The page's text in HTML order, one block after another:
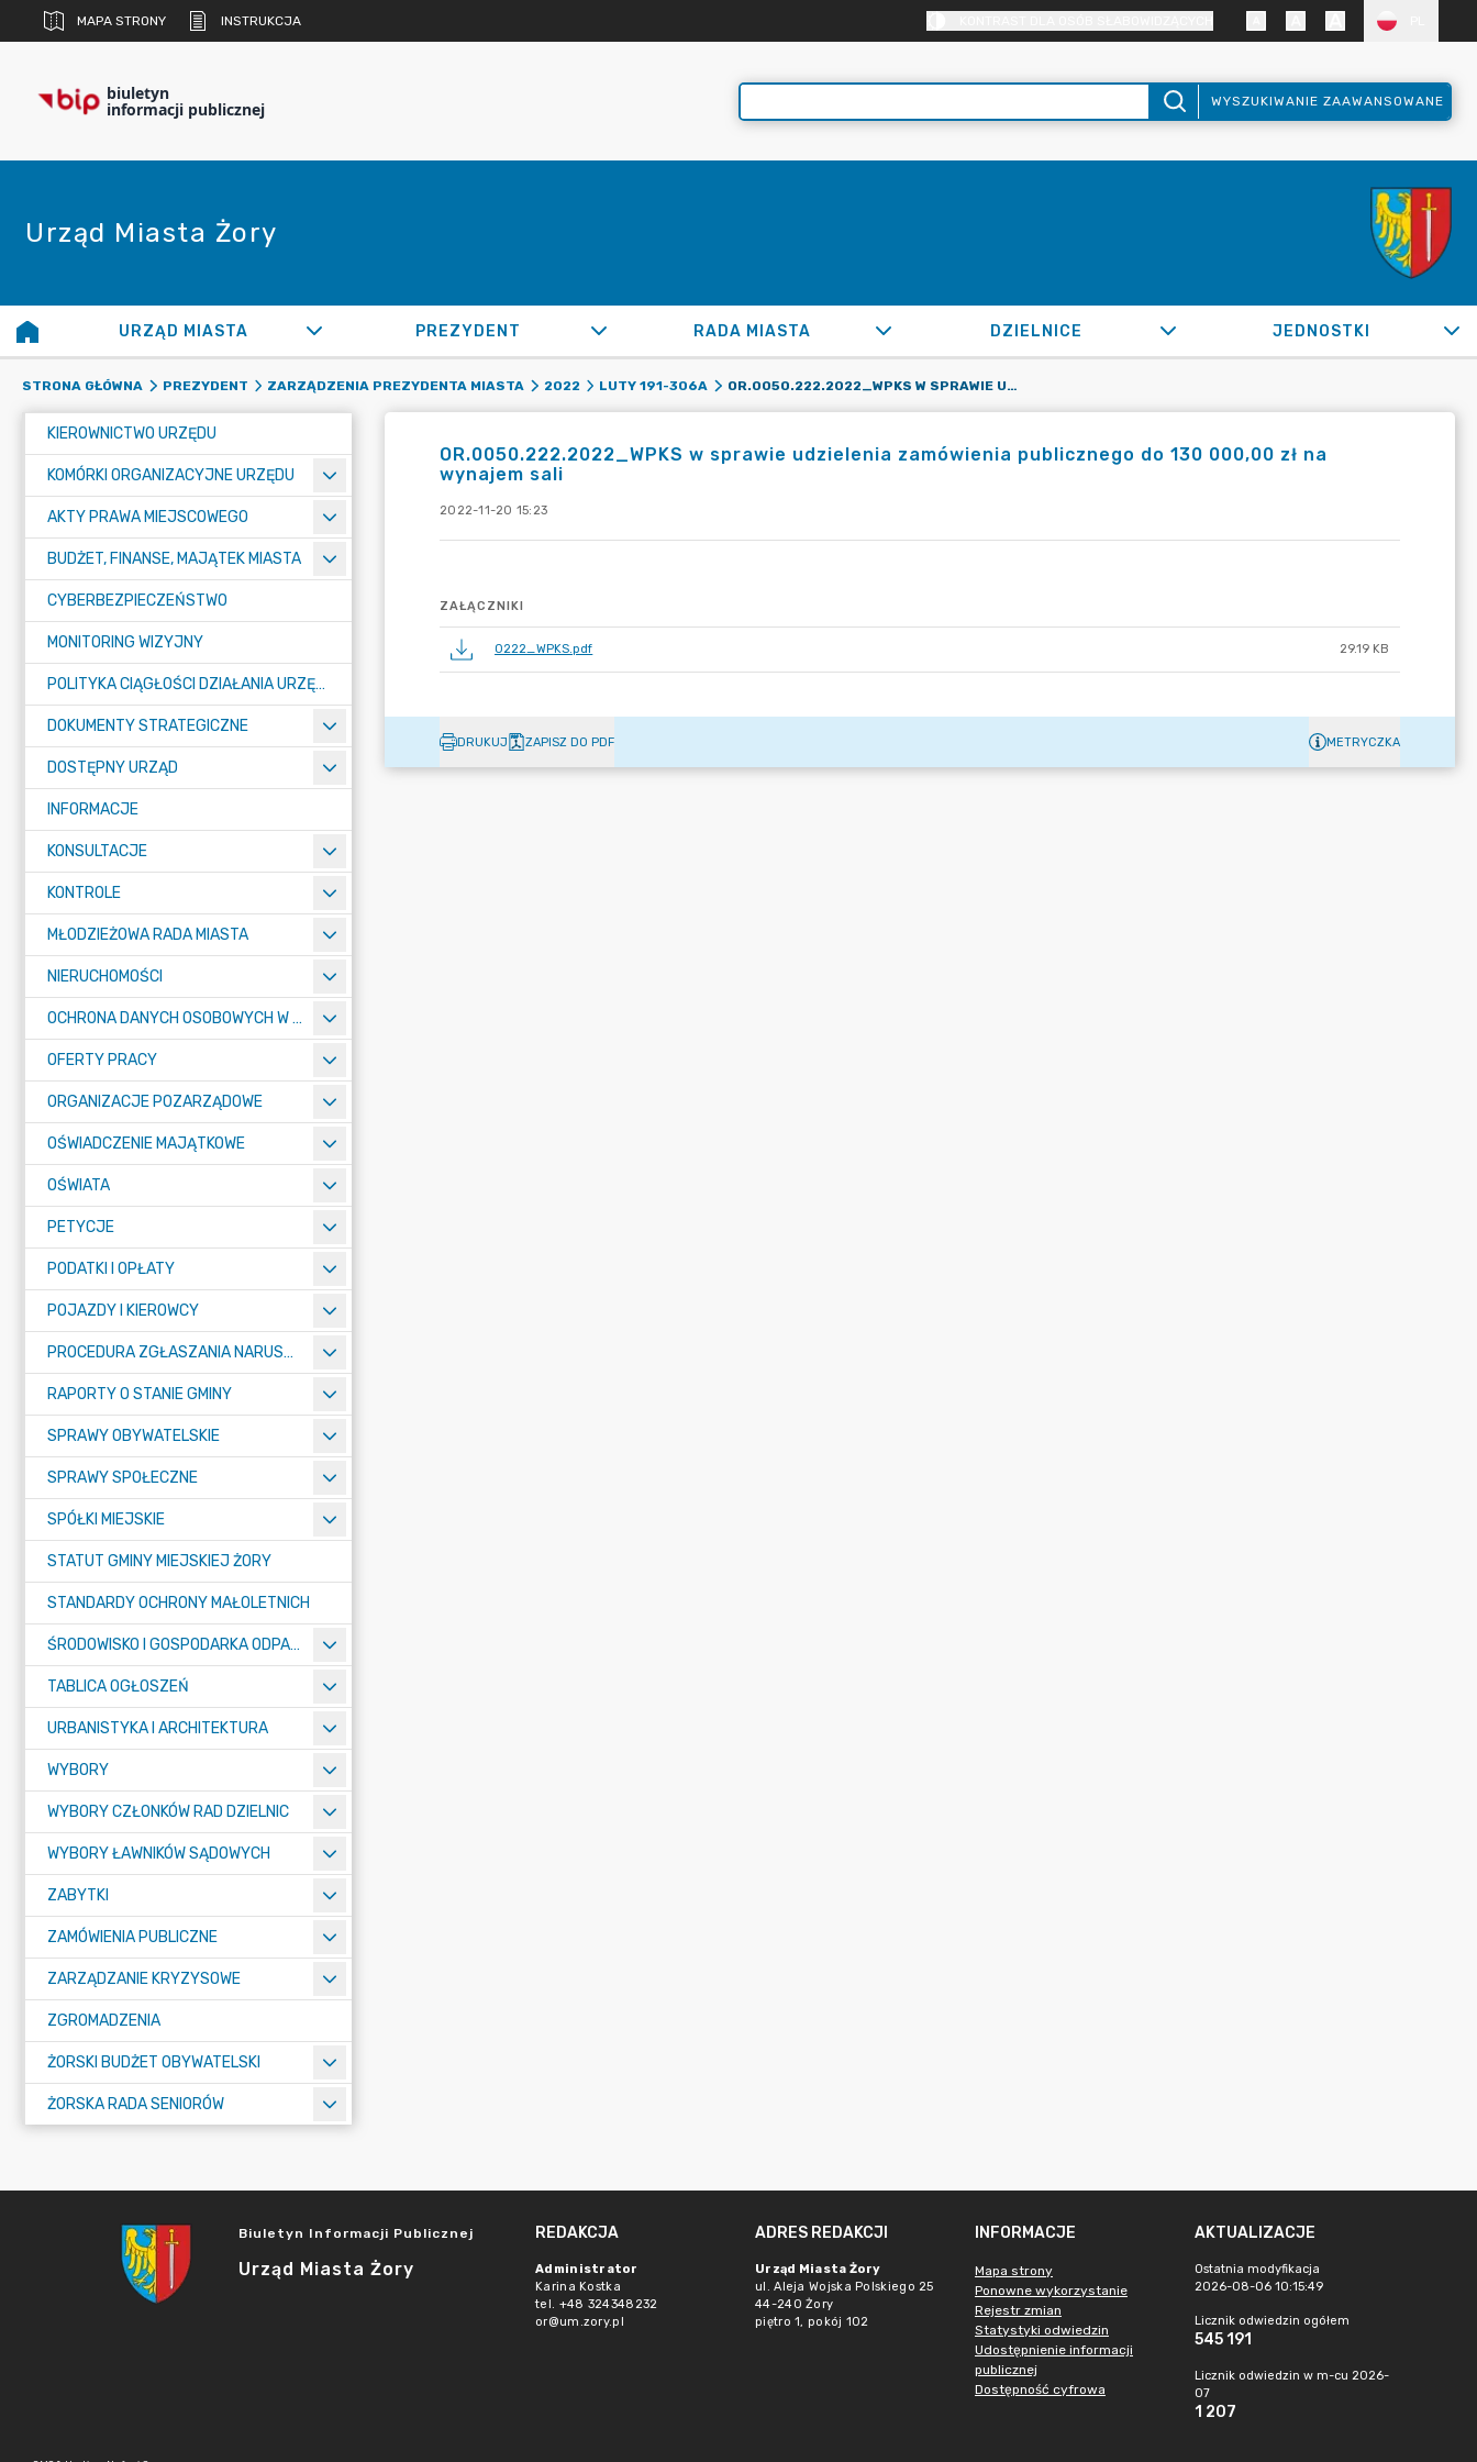
MAPA STRONY INSTRUKCJA
biuletyn
informacji publicznej WYSZUKIWANIE ZAAWANSOWANE
Urząd Miasta Żory
URZĄD MIASTA PREZYDENT RADA MIASTA DZIELNICE JEDNOSTKI
STRONA GŁÓWNA PREZYDENT ZARZĄDZENIA PREZYDENTA MIASTA 2022 LUTY 191-306A OR.0050.222.2022_WPKS W SPRAWIE UDZIELENIA ZAMÓWIENIA PUBLICZNEGO DO 130 000,00 ZŁ NA WYNAJEM SALI
KIEROWNICTWO URZĘDU
KOMÓRKI ORGANIZACYJNE URZĘDU
AKTY PRAWA MIEJSCOWEGO
BUDŻET, FINANSE, MAJĄTEK MIASTA
CYBERBEZPIECZEŃSTWO
MONITORING WIZYJNY
POLITYKA CIĄGŁOŚCI DZIAŁANIA URZĘDU MIASTA ŻORY
DOKUMENTY STRATEGICZNE
DOSTĘPNY URZĄD
INFORMACJE
KONSULTACJE
KONTROLE
MŁODZIEŻOWA RADA MIASTA
NIERUCHOMOŚCI
OCHRONA DANYCH OSOBOWYCH W URZĘDZIE MIASTA ŻORY - RODO
OFERTY PRACY
ORGANIZACJE POZARZĄDOWE
OŚWIADCZENIE MAJĄTKOWE
OŚWIATA
PETYCJE
PODATKI I OPŁATY
POJAZDY I KIEROWCY
PROCEDURA ZGŁASZANIA NARUSZEŃ PRAWA
RAPORTY O STANIE GMINY
SPRAWY OBYWATELSKIE
SPRAWY SPOŁECZNE
SPÓŁKI MIEJSKIE
STATUT GMINY MIEJSKIEJ ŻORY
STANDARDY OCHRONY MAŁOLETNICH
ŚRODOWISKO I GOSPODARKA ODPADAMI
TABLICA OGŁOSZEŃ
URBANISTYKA I ARCHITEKTURA
WYBORY
WYBORY CZŁONKÓW RAD DZIELNIC
WYBORY ŁAWNIKÓW SĄDOWYCH
ZABYTKI
ZAMÓWIENIA PUBLICZNE
ZARZĄDZANIE KRYZYSOWE
ZGROMADZENIA
ŻORSKI BUDŻET OBYWATELSKI
ŻORSKA RADA SENIORÓW
OR.0050.222.2022_WPKS w sprawie udzielenia zamówienia publicznego do 130 000,00 zł na
wynajem sali
2022-11-20 15:23
ZAŁĄCZNIKI
0222_WPKS.pdf 29.19 KB
DRUKUJ ZAPISZ DO PDF METRYCZKA
Biuletyn Informacji Publicznej
Urząd Miasta Żory
REDAKCJA
Administrator
Karina Kostka
tel. +48 324348232
or@um.zory.pl
ADRES REDAKCJI
Urząd Miasta Żory
ul. Aleja Wojska Polskiego 25
44-240 Żory
piętro 1, pokój 102
INFORMACJE
Mapa strony
Ponowne wykorzystanie
Rejestr zmian
Statystyki odwiedzin
Udostępnienie informacji
publicznej
Dostępność cyfrowa
AKTUALIZACJE
Ostatnia modyfikacja
2026-08-06 10:15:49
Licznik odwiedzin ogółem
545 191
Licznik odwiedzin w m-cu 2026-
07
1 207